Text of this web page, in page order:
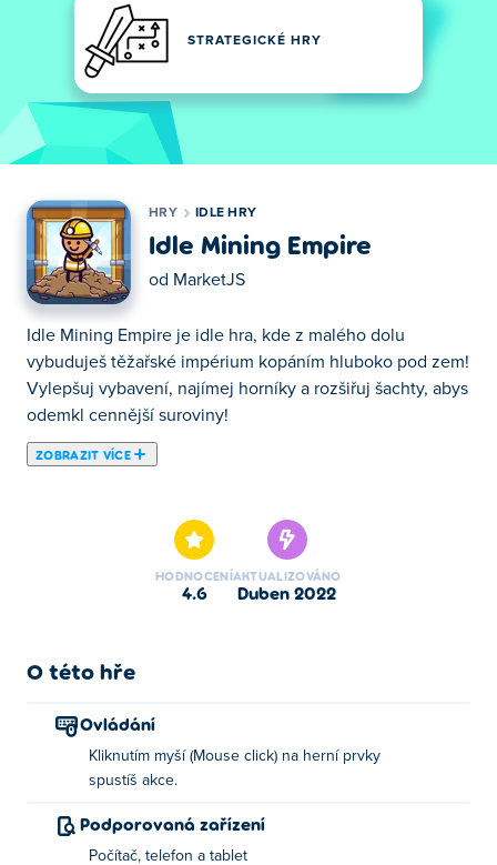
STRATEGICKÉ HRY
HRY IDLE HRY
Idle Mining Empire
od MarketJS
Idle Mining Empire je idle hra, kde z malého dolu
vybuduješ těžařské impérium kopáním hluboko pod zem!
Vylepšuj vybavení, najímej horníky a rozšiřuj šachty, abys
odemkl cennější suroviny!
ZOBRAZIT VÍCE
HODNOCENÍ
4.6
AKTUALIZOVÁNO
duben 2022
O této hře
Ovládání
Kliknutím myší (Mouse click) na herní prvky
spustíš akce.
Podporovaná zařízení
Počítač, telefon a tablet